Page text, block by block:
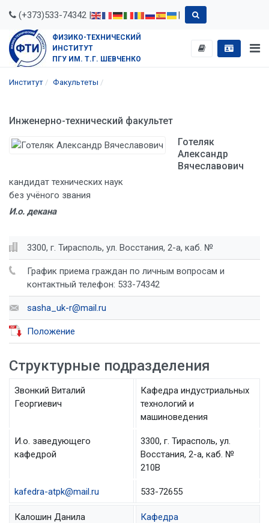
(+373)533-74342 | |
ФИЗИКО-ТЕХНИЧЕСКИЙ
ИНСТИТУТ
ПГУ ИМ. Т.Г. ШЕВЧЕНКО
Институт Факультеты
Инженерно-технический факультет
Готеляк
Александр
Вячеславович
кандидат технических наук
без учёного звания
И.о. декана
3300, г. Тирасполь, ул. Восстания, 2-а, каб. №
График приема граждан по личным вопросам и
контактный телефон: 533-74342
sasha_uk-r@mail.ru
Положение
Структурные подразделения
Звонкий Виталий
Георгиевич
Кафедра индустриальных
технологий и
машиноведения
И.о. заведующего
кафедрой
3300, г. Тирасполь, ул.
Восстания, 2-а, каб. №
210B
kafedra-atpk@mail.ru 533-72655
Калошин Данила
Кафедра